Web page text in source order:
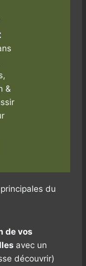
&
du
de vos
avec un
découvrir)